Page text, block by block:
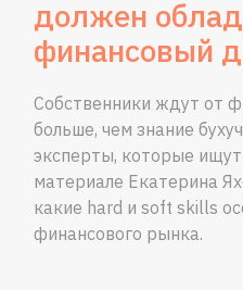
должен
финансовый
Собственники ждут от
больше, чем знание
эксперты, которые
материале Екатерина
какие hard и soft skills
финансового рынка.